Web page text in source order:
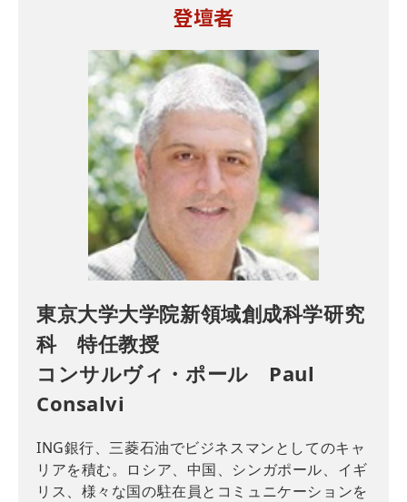
登壇者
東京大学大学院新領域創成科学研究
科 特任教授
コンサルヴィ・ポール Paul
Consalvi
ING銀行、三菱石油でビジネスマンとしてのキャ
リアを積む。ロシア、中国、シンガポール、イギ
リス、様々な国の駐在員とコミュニケーションを